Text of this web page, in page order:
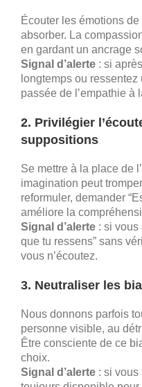
Écouter les émotions
absorber. La
en gardant un ancrage
Signal d’alerte : si
longtemps ou
passée de l’empathie à
2. Privilégier
suppositions
Se mettre à la place de
imagination peut
reformuler, demander
améliore la
Signal d’alerte : si vous
que tu ressens” sans
vous n’écoutez.
3. Neutraliser les
Nous donnons parfois
personne visible, au
Être consciente de ce
choix.
Signal d’alerte : si vous